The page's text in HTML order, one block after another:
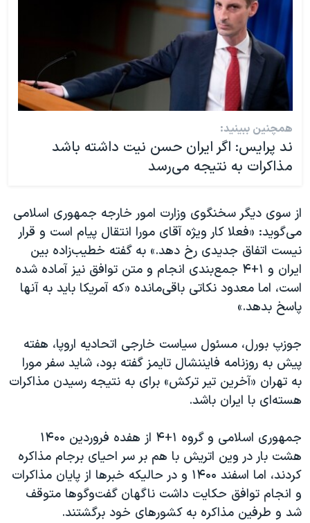
همچنین ببینید:
ند پرایس: اگر ایران حسن نیت داشته باشد
مذاکرات به نتیجه می‌رسد
از سوی دیگر سخنگوی وزارت امور خارجه جمهوری اسلامی
می‌گوید: «فعلا کار ویژه آقای مورا انتقال پیام است و قرار
نیست اتفاق جدیدی رخ دهد.» به گفته خطیب‌زاده بین
ایران و ۱+۴ جمع‌بندی انجام و متن توافق نیز آماده شده
است، اما معدود نکاتی باقی‌مانده «که آمریکا باید به آنها
پاسخ بدهد.»
جوزپ بورل، مسئول سیاست خارجی اتحادیه اروپا، هفته
پیش به روزنامه فایننشال تایمز گفته بود، شاید سفر مورا
به تهران «آخرین تیر ترکش» برای به نتیجه رسیدن مذاکرات
هسته‌ای با ایران باشد.
جمهوری اسلامی و گروه ۱+۴ از هفده فروردین ۱۴۰۰
هشت بار در وین اتریش با هم بر سر احیای برجام مذاکره
کردند، اما اسفند ۱۴۰۰ و در حالیکه خبرها از پایان مذاکرات
و انجام توافق حکایت داشت ناگهان گفت‌و‌گوها متوقف
شد و طرفین مذاکره به کشورهای خود برگشتند.